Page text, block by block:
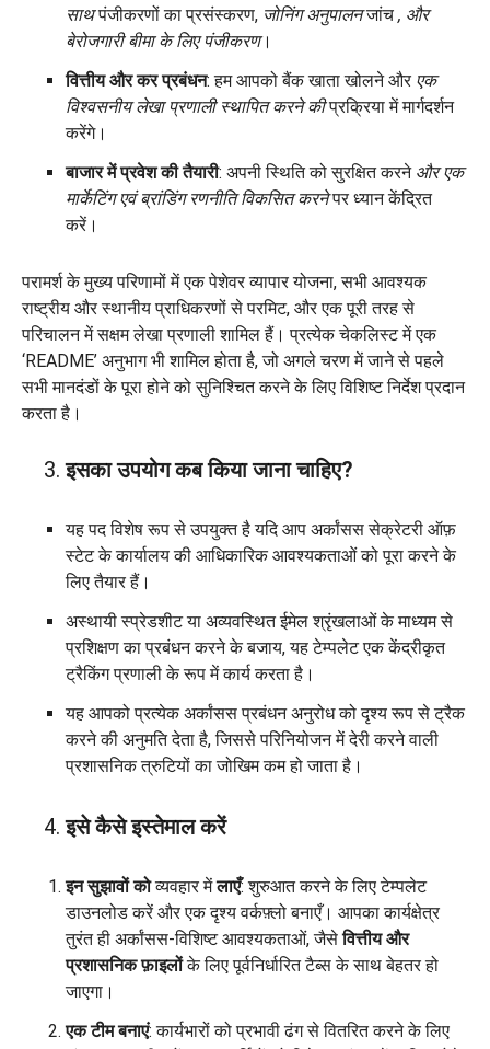
साथपंजीकरणों का प्रसंस्करण, जोनिंग अनुपालनजांच , और
बेरोजगारी बीमा के लिए पंजीकरण।
वित्तीय और कर प्रबंधन: हम आपको बैंक खाता खोलने और एक
विश्वसनीय लेखा प्रणाली स्थापित करने कीप्रक्रिया में मार्गदर्शन
करेंगे।
बाजार में प्रवेश की तैयारी: अपनी स्थिति को सुरक्षित करने और एक
मार्केटिंग एवं ब्रांडिंग रणनीति विकसित करनेपर ध्यान केंद्रित
करें।
परामर्श के मुख्य परिणामों में एक पेशेवर व्यापार योजना, सभी आवश्यक
राष्ट्रीय और स्थानीय प्राधिकरणों से परमिट, और एक पूरी तरह से
परिचालन में सक्षम लेखा प्रणाली शामिल हैं। प्रत्येक चेकलिस्ट में एक
‘README’ अनुभाग भी शामिल होता है, जो अगले चरण में जाने से पहले
सभी मानदंडों के पूरा होने को सुनिश्चित करने के लिए विशिष्ट निर्देश प्रदान
करता है।
इसका उपयोग कब किया जाना चाहिए?
यह पद विशेष रूप से उपयुक्त है यदि आप अर्कांसस सेक्रेटरी ऑफ़
स्टेट के कार्यालय की आधिकारिक आवश्यकताओं को पूरा करने के
लिए तैयार हैं।
अस्थायी स्प्रेडशीट या अव्यवस्थित ईमेल श्रृंखलाओं के माध्यम से
प्रशिक्षण का प्रबंधन करने के बजाय, यह टेम्पलेट एक केंद्रीकृत
ट्रैकिंग प्रणाली के रूप में कार्य करता है।
यह आपको प्रत्येक अर्कांसस प्रबंधन अनुरोध को दृश्य रूप से ट्रैक
करने की अनुमति देता है, जिससे परिनियोजन में देरी करने वाली
प्रशासनिक त्रुटियों का जोखिम कम हो जाता है।
इसे कैसे इस्तेमाल करें
इन सुझावों कोव्यवहार मेंलाएँ: शुरुआत करने के लिए टेम्पलेट
डाउनलोड करें और एक दृश्य वर्कफ़्लो बनाएँ। आपका कार्यक्षेत्र
तुरंत ही अर्कांसस-विशिष्ट आवश्यकताओं, जैसेवित्तीय और
प्रशासनिक फ़ाइलोंके लिए पूर्वनिर्धारित टैब्स के साथ बेहतर हो
जाएगा।
एक टीम बनाएं: कार्यभारों को प्रभावी ढंग से वितरित करने के लिए